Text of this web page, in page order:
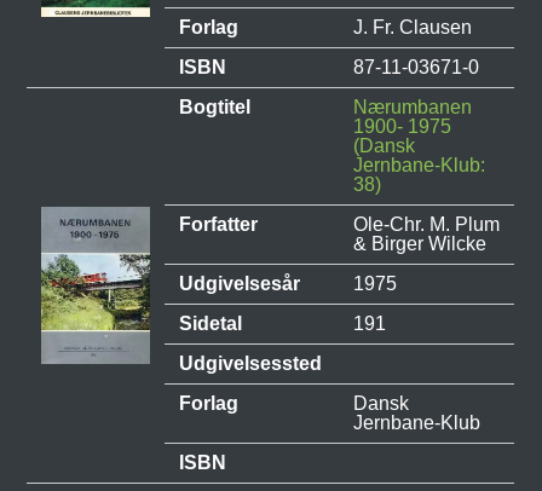
Forlag
J. Fr. Clausen
ISBN
87-11-03671-0
Bogtitel
Nærumbanen
1900- 1975
(Dansk
Jernbane-Klub:
38)
Forfatter
Ole-Chr. M. Plum
& Birger Wilcke
Udgivelsesår
1975
Sidetal
191
Udgivelsessted
Forlag
Dansk
Jernbane-Klub
ISBN